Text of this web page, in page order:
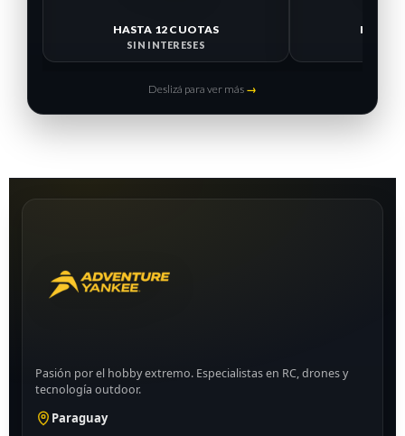
HASTA 12 CUOTAS
SIN INTERESES
HASTA
Deslizá para ver más →
Pasión por el hobby extremo. Especialistas en RC, drones y
tecnología outdoor.
Paraguay